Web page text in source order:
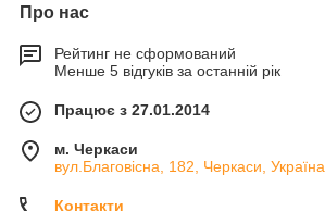
Про нас
Рейтинг не сформований
Менше 5 відгуків за останній рік
Працює з 27.01.2014
м. Черкаси
вул.Благовісна, 182, Черкаси, Україна
Контакти